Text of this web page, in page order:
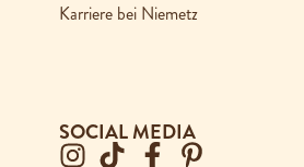
Karriere bei Niemetz
SOCIAL MEDIA